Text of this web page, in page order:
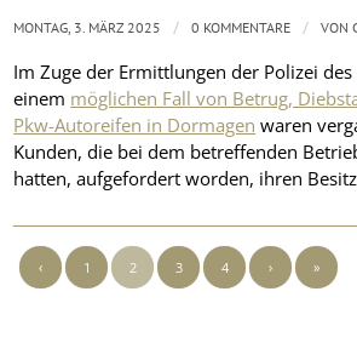
Im Zuge der Ermittlungen der Polizei des
einem möglichen Fall von Betrug,
Pkw-Autoreifen in Dormagen waren
Kunden, die bei dem betreffenden
hatten, aufgefordert worden, ihren
MONTAG, 3. MÄRZ 2025 / 0 KOMMENTARE / VON
‹ 1 2 3 4 › »